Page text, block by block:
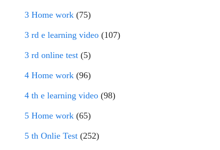
3 Home work (75)
3 rd e learning video (107)
3 rd online test (5)
4 Home work (96)
4 th e learning video (98)
5 Home work (65)
5 th Onlie Test (252)